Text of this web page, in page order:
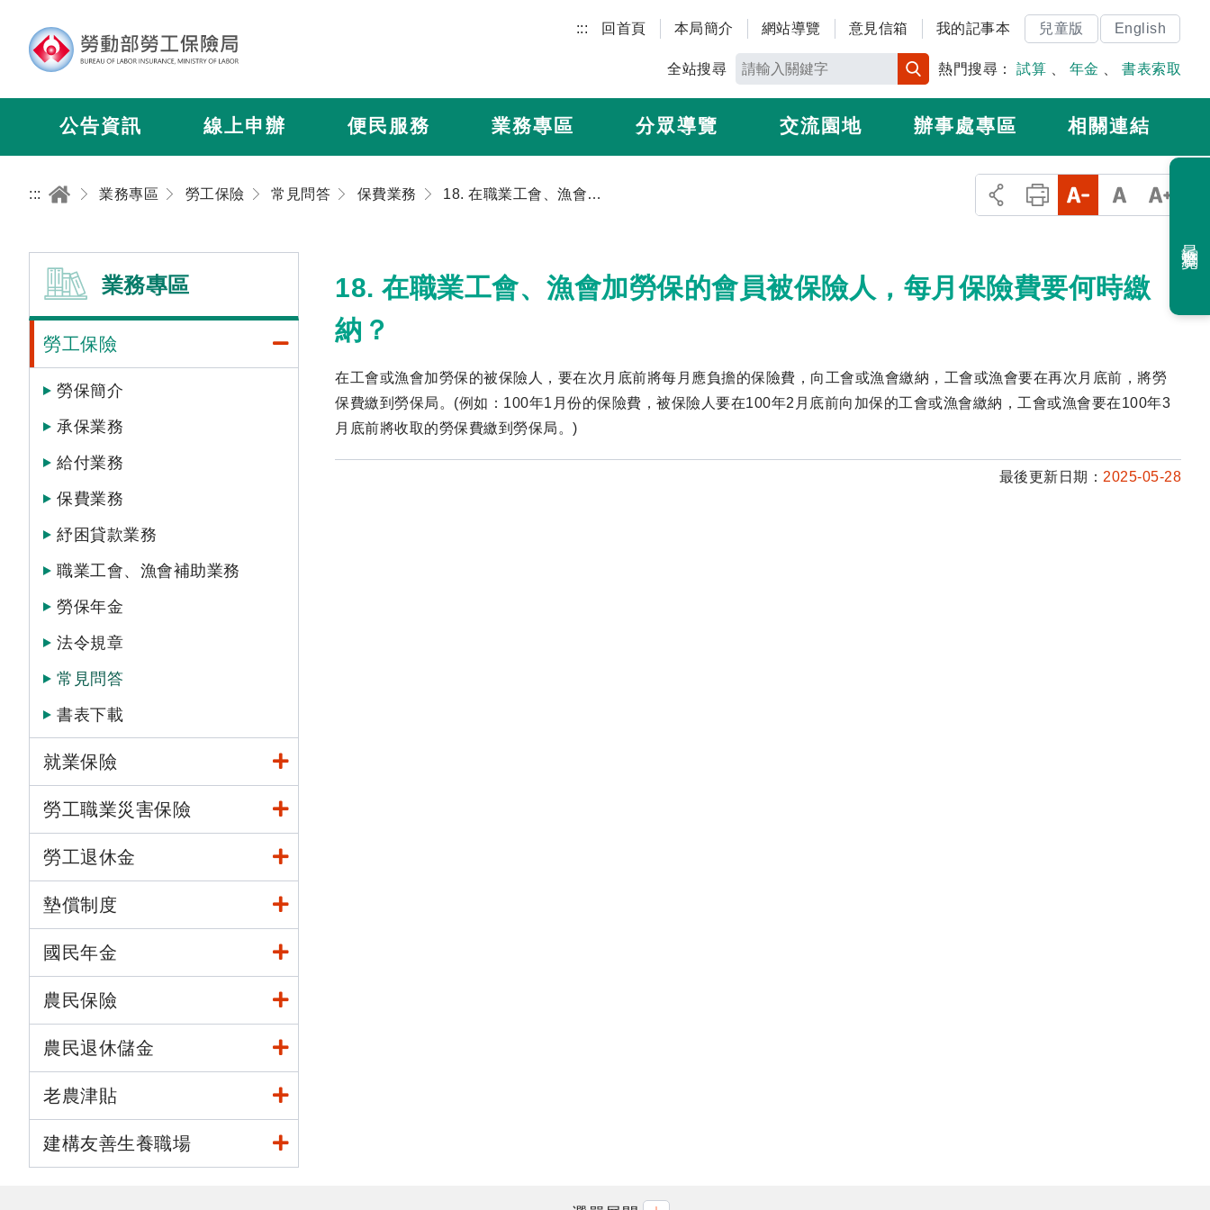
::: 回首頁 本局簡介 網站導覽 意見信箱 我的記事本 兒童版 English
全站搜尋 熱門搜尋： 試算 年金 書表索取
公告資訊 線上申辦 便民服務 業務專區 分眾導覽 交流園地 辦事處專區 相關連結
::: 業務專區 勞工保險 常見問答 保費業務 18. 在職業工會、漁會加勞保的會員被保險人，每月保險費要何時繳納？
業務專區
勞工保險
勞保簡介
承保業務
給付業務
保費業務
紓困貸款業務
職業工會、漁會補助業務
勞保年金
法令規章
常見問答
書表下載
就業保險
勞工職業災害保險
勞工退休金
墊償制度
國民年金
農民保險
農民退休儲金
老農津貼
建構友善生養職場
18. 在職業工會、漁會加勞保的會員被保險人，每月保險費要何時繳
納？
在工會或漁會加勞保的被保險人，要在次月底前將每月應負擔的保險費，向工會或漁會繳納，工會或漁會要在再次月底前，將勞
保費繳到勞保局。(例如：100年1月份的保險費，被保險人要在100年2月底前向加保的工會或漁會繳納，工會或漁會要在100年3
月底前將收取的勞保費繳到勞保局。)
最後更新日期： 2025-05-28